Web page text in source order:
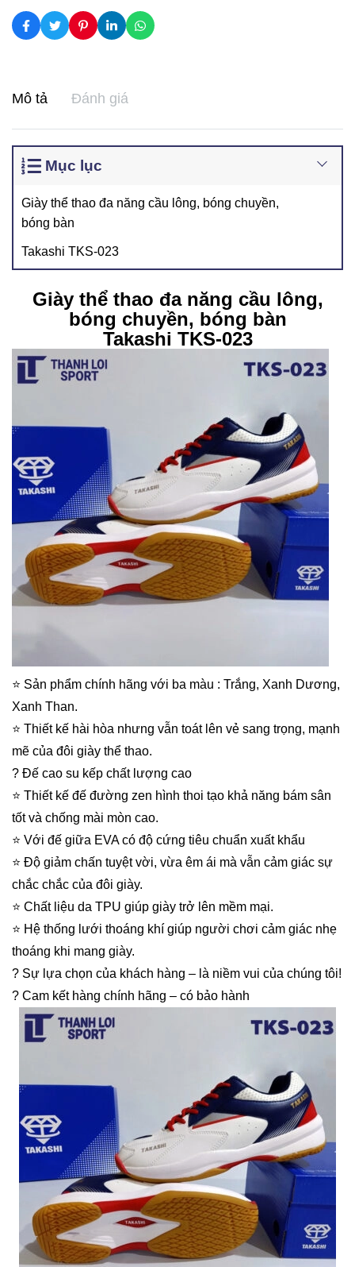
Mô tả Đánh giá
Mục lục
Giày thể thao đa năng cầu lông, bóng chuyền,
bóng bàn
Takashi TKS-023
Giày thể thao đa năng cầu lông,
bóng chuyền, bóng bàn
Takashi TKS-023
⭐️ Sản phẩm chính hãng với ba màu : Trắng, Xanh Dương,
Xanh Than.
⭐️ Thiết kế hài hòa nhưng vẫn toát lên vẻ sang trọng, mạnh
mẽ của đôi giày thể thao.
? Đế cao su kếp chất lượng cao
⭐️ Thiết kế đế đường zen hình thoi tạo khả năng bám sân
tốt và chống mài mòn cao.
⭐️ Với đế giữa EVA có độ cứng tiêu chuẩn xuất khẩu
⭐️ Độ giảm chấn tuyệt vời, vừa êm ái mà vẫn cảm giác sự
chắc chắc của đôi giày.
⭐️ Chất liệu da TPU giúp giày trở lên mềm mại.
⭐️ Hệ thống lưới thoáng khí giúp người chơi cảm giác nhẹ
thoáng khi mang giày.
? Sự lựa chọn của khách hàng – là niềm vui của chúng tôi!
? Cam kết hàng chính hãng – có bảo hành